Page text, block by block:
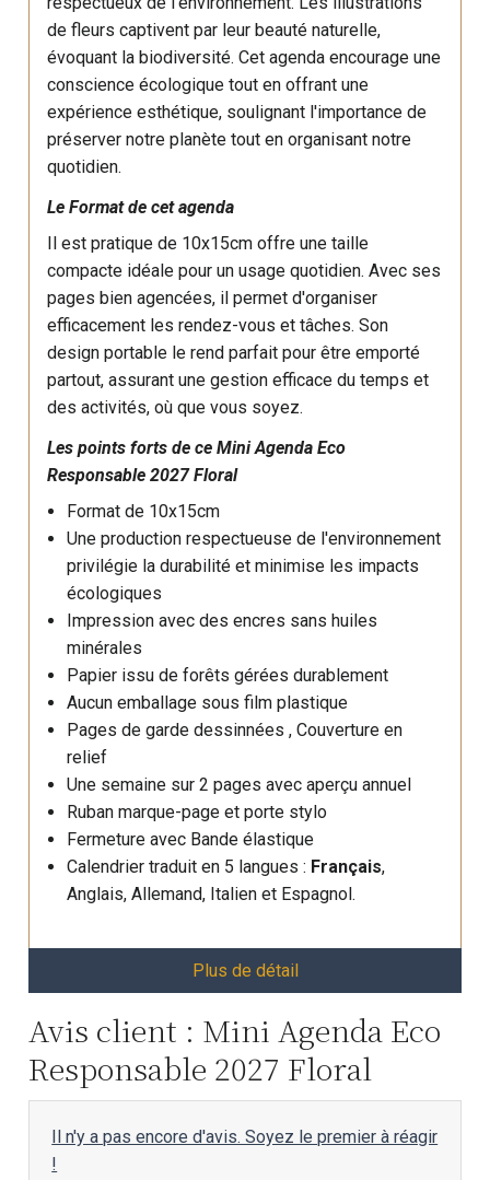
de fleurs captivent par leur beauté naturelle,
évoquant la biodiversité. Cet agenda encourage une
conscience écologique tout en offrant une
expérience esthétique, soulignant l'importance de
préserver notre planète tout en organisant notre
quotidien.
Le Format de cet agenda
Il est pratique de 10x15cm offre une taille
compacte idéale pour un usage quotidien. Avec ses
pages bien agencées, il permet d'organiser
efficacement les rendez-vous et tâches. Son
design portable le rend parfait pour être emporté
partout, assurant une gestion efficace du temps et
des activités, où que vous soyez.
Les points forts de ce Mini Agenda Eco
Responsable 2027 Floral
Format de 10x15cm
Une production respectueuse de l'environnement
privilégie la durabilité et minimise les impacts
écologiques
Impression avec des encres sans huiles
minérales
Papier issu de forêts gérées durablement
Aucun emballage sous film plastique
Pages de garde dessinnées , Couverture en
relief
Une semaine sur 2 pages avec aperçu annuel
Ruban marque-page et porte stylo
Fermeture avec Bande élastique
Calendrier traduit en 5 langues : Français,
Anglais, Allemand, Italien et Espagnol.
Plus de détail
Avis client : Mini Agenda Eco
Responsable 2027 Floral
Il n'y a pas encore d'avis. Soyez le premier à réagir
!